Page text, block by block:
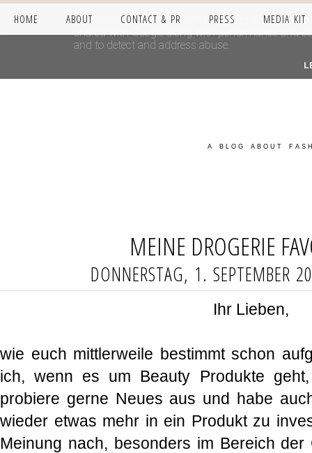
HOME ABOUT CONTACT & PR PRESS MEDIA KIT
A BLOG ABOUT
MEINE DROGERIE
DONNERSTAG, 1. SEPTEMBER
Ihr Lieben,
wie euch mittlerweile bestimmt schon
ich, wenn es um Beauty Produkte
probiere gerne Neues aus und habe
wieder etwas mehr in ein Produkt zu
Meinung nach, besonders im Bereich
This site uses cookies from Google to deliver its
shared with Google along with performance and
and to detect and address abuse.